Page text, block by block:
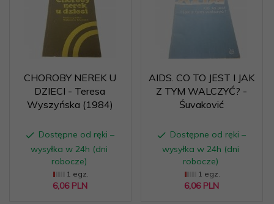
CHOROBY NEREK U
DZIECI - Teresa
Wyszyńska (1984)
Dostępne od ręki –
wysyłka w 24h (dni
robocze)
1 egz.
6,06 PLN
AIDS. CO TO JEST I JAK
Z TYM WALCZYĆ? -
Śuvaković
Dostępne od ręki –
wysyłka w 24h (dni
robocze)
1 egz.
6,06 PLN